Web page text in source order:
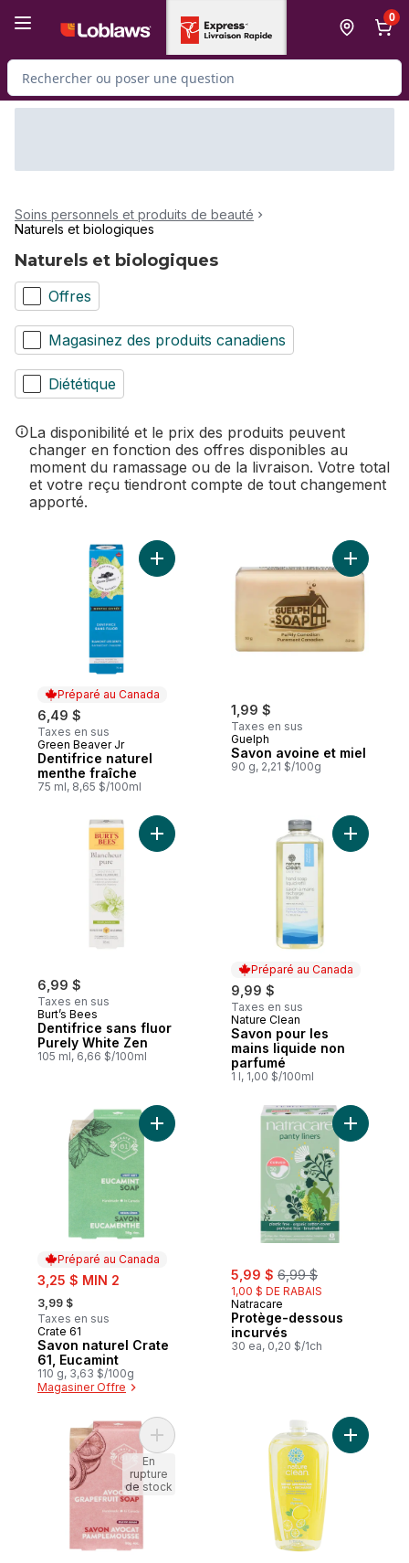
0
Rechercher des produits
Soins personnels et produits de beauté
Naturels et biologiques
Naturels et biologiques
Offres
Magasinez des produits canadiens
Diététique
La disponibilité et le prix des produits peuvent
changer en fonction des offres disponibles au
moment du ramassage ou de la livraison. Votre total
et votre reçu tiendront compte de tout changement
apporté.
Préparé au Canada
6,49 $
Taxes en sus
Préparé au Canada
Green Beaver Jr
Dentifrice naturel
menthe fraîche
75 ml, 8,65 $/100ml
Ajouter Dentifrice naturel menthe fraîche
1,99 $
Taxes en sus
Guelph
Savon avoine et miel
90 g, 2,21 $/100g
Ajouter
6,99 $
Taxes en sus
Burt’s Bees
Dentifrice sans fluor
Purely White Zen
105 ml, 6,66 $/100ml
Ajouter Dentifrice sans fluor Purely White
Préparé au Canada
9,99 $
Taxes en sus
Préparé au Canada
Nature Clean
Savon pour les
mains liquide non
parfumé
1 l, 1,00 $/100ml
Ajouter
Préparé au Canada
sale:
3,25 $ MIN 2
, formerly:
3,99 $
Taxes en sus
Préparé au Canada
Crate 61
Savon naturel Crate
61, Eucamint
110 g, 3,63 $/100g
Magasiner Offre
Ajouter Savon naturel Crate 61, Eucamint
sale:
5,99 $ , formerly:
6,99 $
1,00 $ DE RABAIS
Natracare
Protège-dessous
incurvés
30 ea, 0,20 $/1ch
Ajouter
Ajouter Savon naturel Crate 61, avocat et
En
rupture
de stock
Ajouter